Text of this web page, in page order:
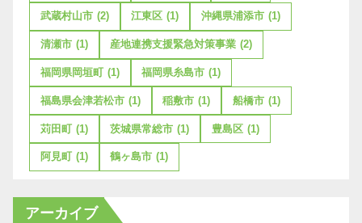
武蔵村山市 (2) 江東区 (1) 沖縄県浦添市 (1)
清瀬市 (1) 産地連携支援緊急対策事業 (2)
福岡県岡垣町 (1) 福岡県糸島市 (1)
福島県会津若松市 (1) 稲敷市 (1) 船橋市 (1)
苅田町 (1) 茨城県常総市 (1) 豊島区 (1)
阿見町 (1) 鶴ヶ島市 (1)
アーカイブ